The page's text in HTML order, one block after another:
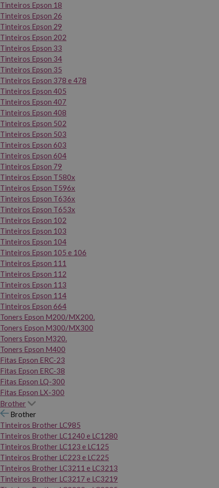
Tinteiros Epson 18
Tinteiros Epson 26
Tinteiros Epson 29
Tinteiros Epson 202
Tinteiros Epson 33
Tinteiros Epson 34
Tinteiros Epson 35
Tinteiros Epson 378 e 478
Tinteiros Epson 405
Tinteiros Epson 407
Tinteiros Epson 408
Tinteiros Epson 502
Tinteiros Epson 503
Tinteiros Epson 603
Tinteiros Epson 604
Tinteiros Epson 79
Tinteiros Epson T580x
Tinteiros Epson T596x
Tinteiros Epson T636x
Tinteiros Epson T653x
Tinteiros Epson 102
Tinteiros Epson 103
Tinteiros Epson 104
Tinteiros Epson 105 e 106
Tinteiros Epson 111
Tinteiros Epson 112
Tinteiros Epson 113
Tinteiros Epson 114
Tinteiros Epson 664
Toners Epson M200/MX200.
Toners Epson M300/MX300
Toners Epson M320.
Toners Epson M400
Fitas Epson ERC-23
Fitas Epson ERC-38
Fitas Epson LQ-300
Fitas Epson LX-300
Brother
Brother
Tinteiros Brother LC985
Tinteiros Brother LC1240 e LC1280
Tinteiros Brother LC123 e LC125
Tinteiros Brother LC223 e LC225
Tinteiros Brother LC3211 e LC3213
Tinteiros Brother LC3217 e LC3219